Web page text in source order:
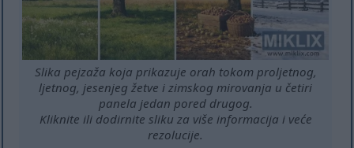
Slika pejzaža koja prikazuje orah tokom proljetnog,
ljetnog, jesenjeg žetve i zimskog mirovanja u četiri
panela jedan pored drugog.
Kliknite ili dodirnite sliku za više informacija i veće
rezolucije.